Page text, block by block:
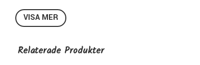
VISA MER
Relaterade Produkter